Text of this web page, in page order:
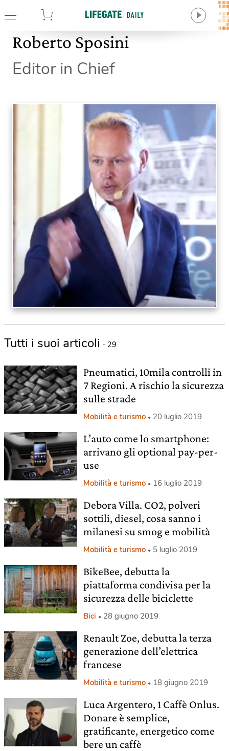
Roberto Sposini
Editor in Chief
Tutti i suoi articoli - 29
Pneumatici, 10mila controlli in
7 Regioni. A rischio la sicurezza
sulle strade
Mobilità e turismo 20 luglio 2019
L’auto come lo smartphone:
arrivano gli optional pay-per-
use
Mobilità e turismo 16 luglio 2019
Debora Villa. CO2, polveri
sottili, diesel, cosa sanno i
milanesi su smog e mobilità
Mobilità e turismo 5 luglio 2019
BikeBee, debutta la
piattaforma condivisa per la
sicurezza delle biciclette
Bici 28 giugno 2019
Renault Zoe, debutta la terza
generazione dell’elettrica
francese
Mobilità e turismo 18 giugno 2019
Luca Argentero, 1 Caffè Onlus.
Donare è semplice,
gratificante, energetico come
bere un caffè